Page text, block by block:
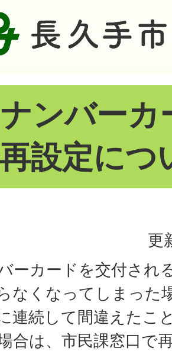
ンバーカ
設定につ
更
ーカードを交付され
なくなってしまった
連続して間違えたこ
合は、市民課窓口で